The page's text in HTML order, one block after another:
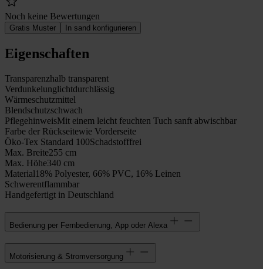
Noch keine Bewertungen
Gratis Muster In sand konfigurieren
Eigenschaften
Transparenzhalb transparent
Verdunkelunglichtdurchlässig
Wärmeschutzmittel
Blendschutzschwach
PflegehinweisMit einem leicht feuchten Tuch sanft abwischbar
Farbe der Rückseitewie Vorderseite
Öko-Tex Standard 100Schadstofffrei
Max. Breite255 cm
Max. Höhe340 cm
Material18% Polyester, 66% PVC, 16% Leinen
Schwerentflammbar
Handgefertigt in Deutschland
Bedienung per Fernbedienung, App oder Alexa
Motorisierung & Stromversorgung